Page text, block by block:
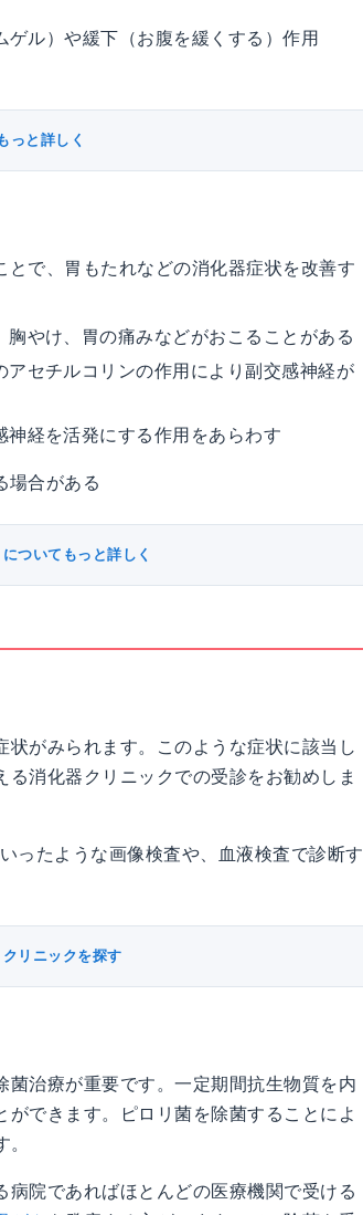
ル）や緩下（お腹を緩くする）作用
っと詳しく
で、胃もたれなどの消化器症状を改善す
やけ、胃の痛みなどがおこることがある
セチルコリンの作用により副交感神経が
経を活発にする作用をあらわす
場合がある
ついてもっと詳しく
がみられます。このような症状に該当し
消化器クリニックでの受診をお勧めしま
ったような画像検査や、血液検査で診断す
リニックを探す
治療が重要です。一定期間抗生物質を内
できます。ピロリ菌を除菌することによ
院であればほとんどの医療機関で受ける